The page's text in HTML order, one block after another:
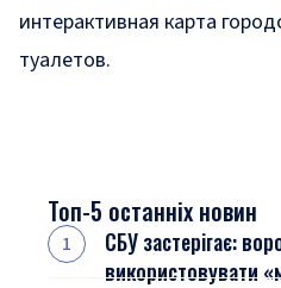
интерактивная карта
туалетов.
Топ-5 останніх новин
СБУ застерігає:
використовувати